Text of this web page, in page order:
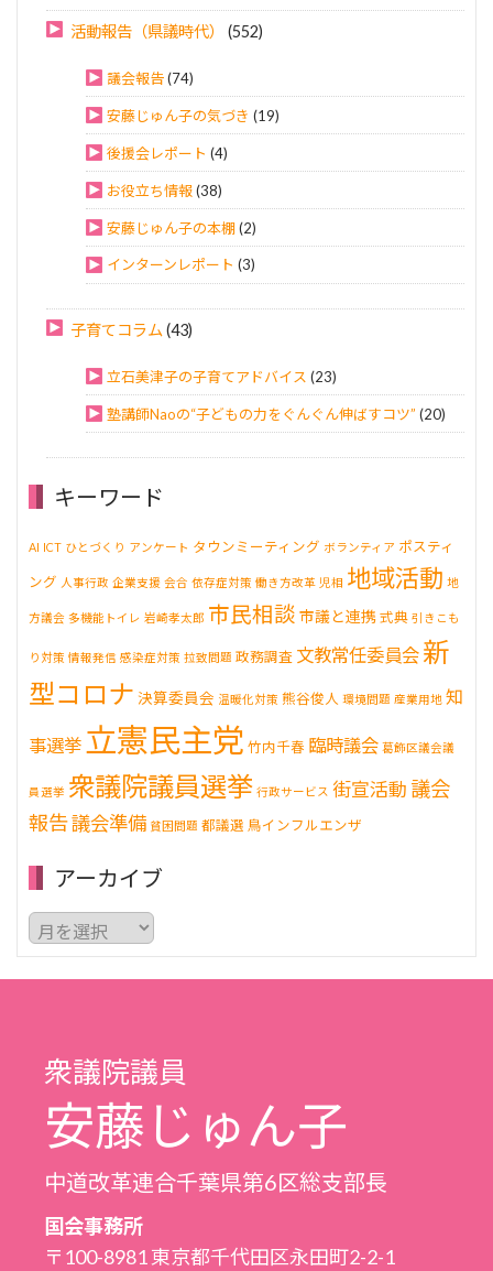
活動報告（県議時代） (552)
議会報告(74)
安藤じゅん子の気づき (19)
後援会レポート (4)
お役立ち情報(38)
安藤じゅん子の本棚(2)
インターンレポート (3)
子育てコラム (43)
立石美津子の子育てアドバイス (23)
塾講師Naoの“子どもの力をぐんぐん伸ばすコツ” (20)
キーワード
AI ICT ひとづくり アンケート タウンミーティング ボランティア ポスティ
ング 人事行政 企業支援 会合 依存症対策 働き方改革 児相 地域活動 地
方議会 多機能トイレ 岩崎孝太郎 市民相談 市議と連携 式典 引きこも
り対策 情報発信 感染症対策 拉致問題 政務調査 文教常任委員会 新
型コロナ 決算委員会 温暖化対策 熊谷俊人 環境問題 産業用地 知
事選挙 立憲民主党 竹内千春 臨時議会 葛飾区議会議
員選挙 衆議院議員選挙 行政サービス 街宣活動 議会
報告議会準備 貧困問題 都議選 鳥インフルエンザ
アーカイブ
ア
ー
カ
イ
衆議院議員
安藤じゅん子
中道改革連合千葉県第6区総支部長
国会事務所
〒100-8981 東京都千代田区永田町2-2-1